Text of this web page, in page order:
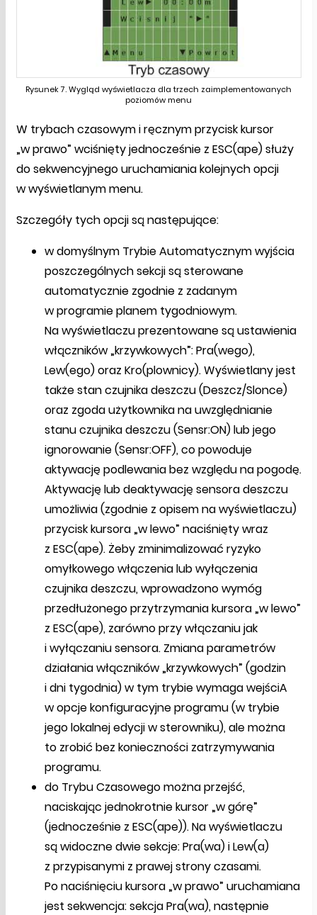
Rysunek 7. Wygląd wyświetlacza dla trzech zaimplementowanych
poziomów menu
W trybach czasowym i ręcznym przycisk kursor
„w prawo” wciśnięty jednocześnie z ESC(ape) służy
do sekwencyjnego uruchamiania kolejnych opcji
w wyświetlanym menu.
Szczegóły tych opcji są następujące:
w domyślnym Trybie Automatycznym wyjścia
poszczególnych sekcji są sterowane
automatycznie zgodnie z zadanym
w programie planem tygodniowym.
Na wyświetlaczu prezentowane są ustawienia
włączników „krzywkowych”: Pra(wego),
Lew(ego) oraz Kro(plownicy). Wyświetlany jest
także stan czujnika deszczu (Deszcz/Slonce)
oraz zgoda użytkownika na uwzględnianie
stanu czujnika deszczu (Sensr:ON) lub jego
ignorowanie (Sensr:OFF), co powoduje
aktywację podlewania bez względu na pogodę.
Aktywację lub deaktywację sensora deszczu
umożliwia (zgodnie z opisem na wyświetlaczu)
przycisk kursora „w lewo” naciśnięty wraz
z ESC(ape). Żeby zminimalizować ryzyko
omyłkowego włączenia lub wyłączenia
czujnika deszczu, wprowadzono wymóg
przedłużonego przytrzymania kursora „w lewo”
z ESC(ape), zarówno przy włączaniu jak
i wyłączaniu sensora. Zmiana parametrów
działania włączników „krzywkowych” (godzin
i dni tygodnia) w tym trybie wymaga wejściA
w opcje konfiguracyjne programu (w trybie
jego lokalnej edycji w sterowniku), ale można
to zrobić bez konieczności zatrzymywania
programu.
do Trybu Czasowego można przejść,
naciskając jednokrotnie kursor „w górę”
(jednocześnie z ESC(ape)). Na wyświetlaczu
są widoczne dwie sekcje: Pra(wa) i Lew(a)
z przypisanymi z prawej strony czasami.
Po naciśnięciu kursora „w prawo” uruchamiana
jest sekwencja: sekcja Pra(wa), następnie